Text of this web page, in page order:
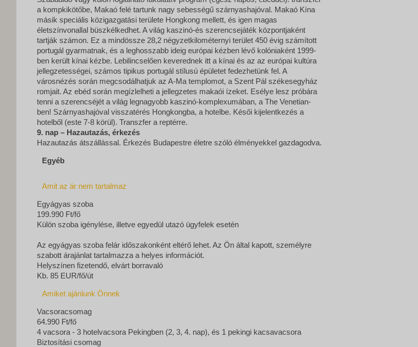
a kompkikötőbe, Makaó felé tartunk nagy sebességű szárnyashajóval. Makaó Kína
másik speciális közigazgatási területe Hongkong mellett, és igen magas
életszínvonallal büszkélkedhet. A világ kaszinó-és szerencsejáték központjaként
tartják számon. Ez a mindössze 28,2 négyzetkilométernyi terület 450 évig számított
portugál gyarmatnak, és a leghosszabb ideig európai kézben lévő kolóniaként 1999-
ben került kínai kézbe. Lebilincselően keverednek itt a kínai és az az európai kultúra
jellegzetességei, számos tipikus portugál stílusú épületet fedezhetünk fel. A
városnézés során megcsodálhatjuk az A-Ma templomot, a Szent Pál székesegyház
romjait. Az ebéd során megízlelheti a jellegzetes makaói ízeket. Esélye lesz próbára
tenni a szerencséjét a világ legnagyobb kaszinó-komplexumában, a The Venetian-
ben! Szárnyashajóval visszatérés Hongkongba, a hotelbe. Késői kijelentkezés a
hotelből (este 7-8 körül). Transzfer a reptérre.
9. nap – Hazautazás, érkezés
Hazautazás átszállással. Érkezés Budapestre életre szóló élményekkel gazdagodva.
Egyéb
Amit az ár nem tartalmaz
Egyágyas szoba
199.990 Ft/fő
Külön szoba igénylése, illetve egyedül utazó ügyfelek esetén
Az egyágyas szoba felár időszakonként eltérő lehet. Az Ön által kapott, személyre
szabott árajánlat tartalmazza a helyes információt.
Helyszínen fizetendő, elvárt borravaló
Kb. 85 EUR/fő/út
Amiket ajánlunk Önnek
Vacsoracsomag
64.990 Ft/fő
4 vacsora - 3 hotelvacsora Pekingben (2, 3, 4. nap), és 1 pekingi kacsavacsora
Biztosítási csomag